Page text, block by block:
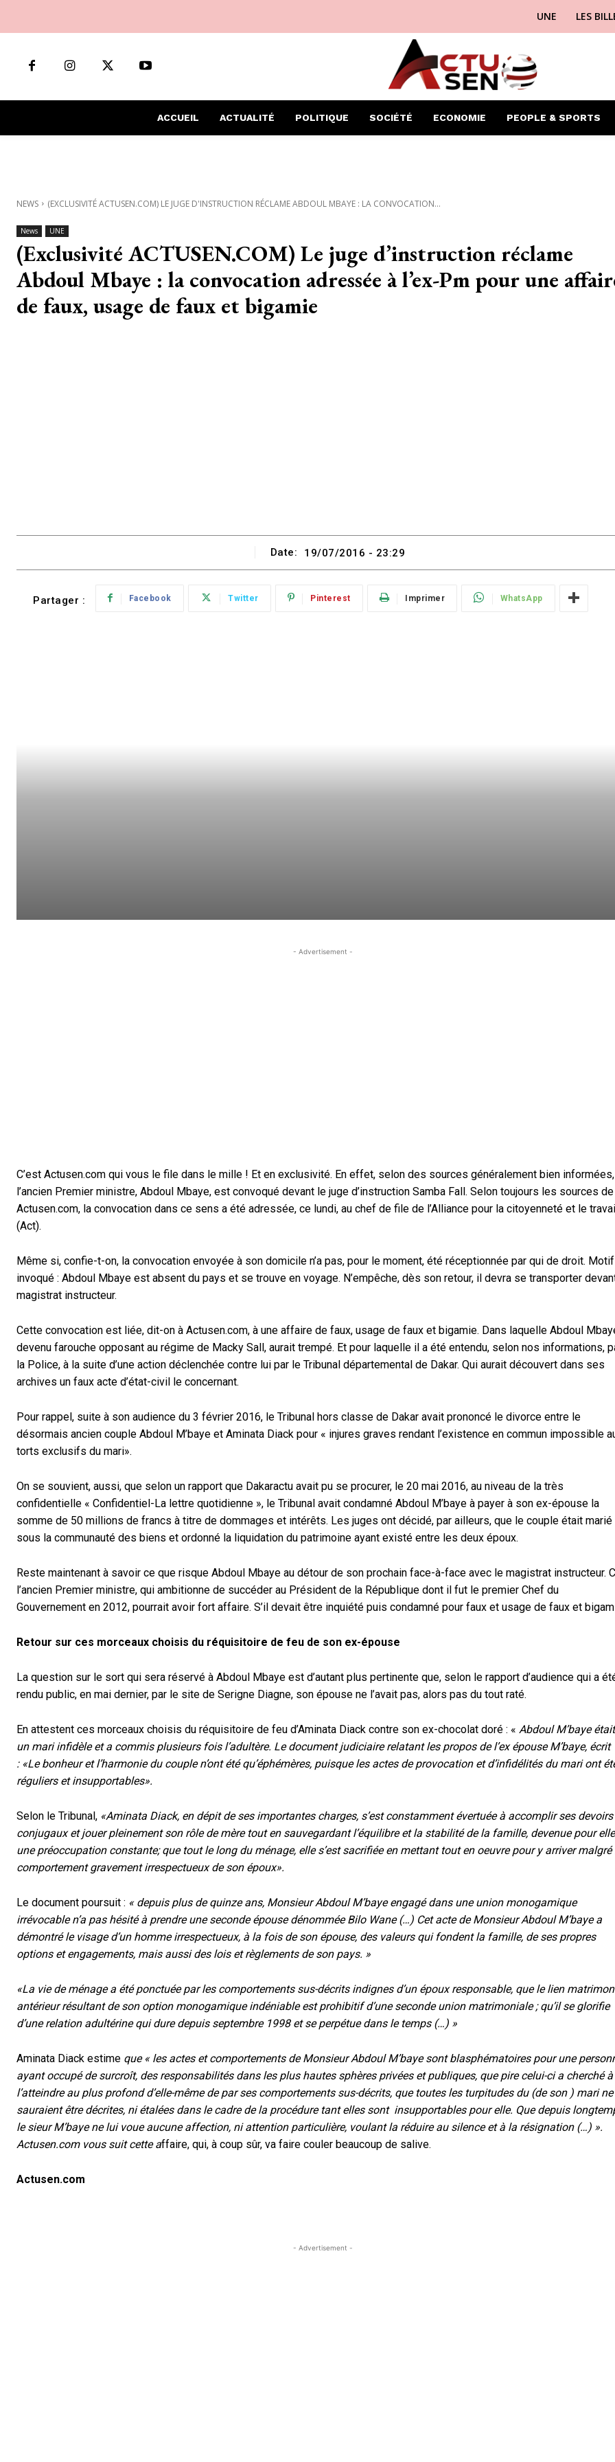
UNE LES
ACCUEIL ACTUALITÉ POLITIQUE SOCIÉTÉ ECONOMIE PEOPLE & SPORTS
NEWS (EXCLUSIVITÉ ACTUSEN.COM) LE JUGE D'INSTRUCTION RÉCLAME ABDOUL MBAYE : LA CONVOCATION...
News UNE
(Exclusivité ACTUSEN.COM) Le juge d’instruction réclame
Abdoul Mbaye : la convocation adressée à l’ex-Pm pour une
de faux, usage de faux et bigamie
Date: 19/07/2016 - 23:29
Partager : Facebook Twitter Pinterest Imprimer WhatsApp
- Advertisement -
C’est Actusen.com qui vous le file dans le mille ! Et en exclusivité. En effet, selon des sources généralement bien informées,
l’ancien Premier ministre, Abdoul Mbaye, est convoqué devant le juge d’instruction Samba Fall. Selon toujours les sources de
Actusen.com, la convocation dans ce sens a été adressée, ce lundi, au chef de file de l’Alliance pour la citoyenneté et le
(Act).
Même si, confie-t-on, la convocation envoyée à son domicile n’a pas, pour le moment, été réceptionnée par qui de droit. Motif
invoqué : Abdoul Mbaye est absent du pays et se trouve en voyage. N’empêche, dès son retour, il devra se transporter
magistrat instructeur.
Cette convocation est liée, dit-on à Actusen.com, à une affaire de faux, usage de faux et bigamie. Dans laquelle Abdoul
devenu farouche opposant au régime de Macky Sall, aurait trempé. Et pour laquelle il a été entendu, selon nos informations,
la Police, à la suite d’une action déclenchée contre lui par le Tribunal départemental de Dakar. Qui aurait découvert dans ses
archives un faux acte d’état-civil le concernant.
Pour rappel, suite à son audience du 3 février 2016, le Tribunal hors classe de Dakar avait prononcé le divorce entre le
désormais ancien couple Abdoul M’baye et Aminata Diack pour « injures graves rendant l’existence en commun impossible
torts exclusifs du mari».
On se souvient, aussi, que selon un rapport que Dakaractu avait pu se procurer, le 20 mai 2016, au niveau de la très
confidentielle « Confidentiel-La lettre quotidienne », le Tribunal avait condamné Abdoul M’baye à payer à son ex-épouse la
somme de 50 millions de francs à titre de dommages et intérêts. Les juges ont décidé, par ailleurs, que le couple était marié
sous la communauté des biens et ordonné la liquidation du patrimoine ayant existé entre les deux époux.
Reste maintenant à savoir ce que risque Abdoul Mbaye au détour de son prochain face-à-face avec le magistrat instructeur.
l’ancien Premier ministre, qui ambitionne de succéder au Président de la République dont il fut le premier Chef du
Gouvernement en 2012, pourrait avoir fort affaire. S’il devait être inquiété puis condamné pour faux et usage de faux et
Retour sur ces morceaux choisis du réquisitoire de feu de son ex-épouse
La question sur le sort qui sera réservé à Abdoul Mbaye est d’autant plus pertinente que, selon le rapport d’audience qui a
rendu public, en mai dernier, par le site de Serigne Diagne, son épouse ne l’avait pas, alors pas du tout raté.
En attestent ces morceaux choisis du réquisitoire de feu d’Aminata Diack contre son ex-chocolat doré : « Abdoul M’baye était
un mari infidèle et a commis plusieurs fois l’adultère. Le document judiciaire relatant les propos de l’ex épouse M’baye, écrit
: «Le bonheur et l’harmonie du couple n’ont été qu’éphémères, puisque les actes de provocation et d’infidélités du mari ont
réguliers et insupportables».
Selon le Tribunal, «Aminata Diack, en dépit de ses importantes charges, s’est constamment évertuée à accomplir ses devoirs
conjugaux et jouer pleinement son rôle de mère tout en sauvegardant l’équilibre et la stabilité de la famille, devenue pour elle
une préoccupation constante; que tout le long du ménage, elle s’est sacrifiée en mettant tout en oeuvre pour y arriver malgré
comportement gravement irrespectueux de son époux».
Le document poursuit : « depuis plus de quinze ans, Monsieur Abdoul M’baye engagé dans une union monogamique
irrévocable n’a pas hésité à prendre une seconde épouse dénommée Bilo Wane (…) Cet acte de Monsieur Abdoul M’baye a
démontré le visage d’un homme irrespectueux, à la fois de son épouse, des valeurs qui fondent la famille, de ses propres
options et engagements, mais aussi des lois et règlements de son pays. »
«La vie de ménage a été ponctuée par les comportements sus-décrits indignes d’un époux responsable, que le lien
antérieur résultant de son option monogamique indéniable est prohibitif d’une seconde union matrimoniale ; qu’il se glorifie
d’une relation adultérine qui dure depuis septembre 1998 et se perpétue dans le temps (…) »
Aminata Diack estime que « les actes et comportements de Monsieur Abdoul M’baye sont blasphématoires pour une
ayant occupé de surcroît, des responsabilités dans les plus hautes sphères privées et publiques, que pire celui-ci a cherché à
l’atteindre au plus profond d’elle-même de par ses comportements sus-décrits, que toutes les turpitudes du (de son ) mari ne
sauraient être décrites, ni étalées dans le cadre de la procédure tant elles sont insupportables pour elle. Que depuis
le sieur M’baye ne lui voue aucune affection, ni attention particulière, voulant la réduire au silence et à la résignation (…) ».
Actusen.com vous suit cette affaire, qui, à coup sûr, va faire couler beaucoup de salive.
Actusen.com
- Advertisement -